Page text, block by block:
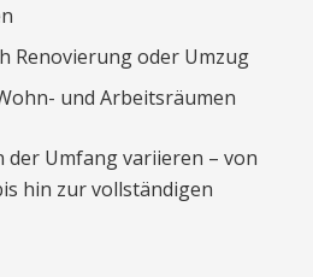
Renovierung oder Umzug
und Arbeitsräumen
der Umfang variieren – von
hin zur vollständigen